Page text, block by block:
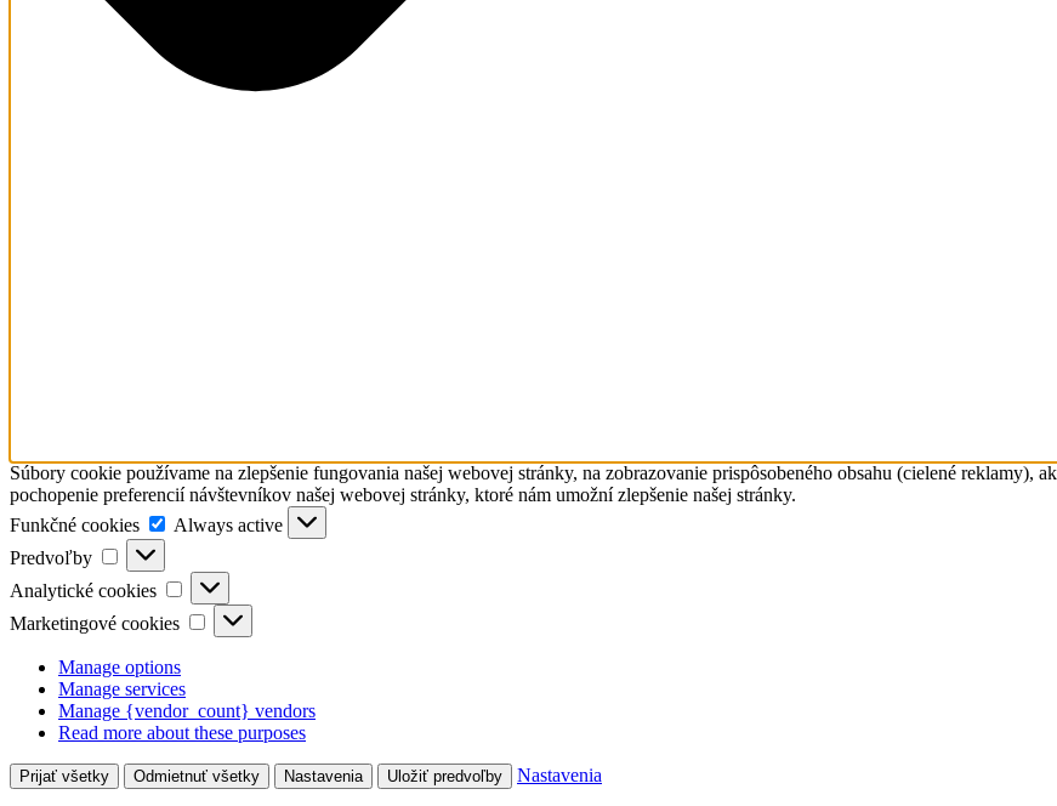
Súbory cookie používame na zlepšenie fungovania našej webovej stránky, na zobrazovanie prispôsobeného obsahu (cielené reklamy),
pochopenie preferencií návštevníkov našej webovej stránky, ktoré nám umožní zlepšenie našej stránky.
Funkčné cookies
Funkčné
cookies
Always active
Predvoľby
Predvoľby
Analytické cookies
Analytické
cookies
Marketingové cookies
Marketingové
cookies
Manage options
Manage services
Manage {vendor_count} vendors
Read more about these purposes
Prijať všetky Odmietnuť všetky Nastavenia Uložiť predvoľby Nastavenia